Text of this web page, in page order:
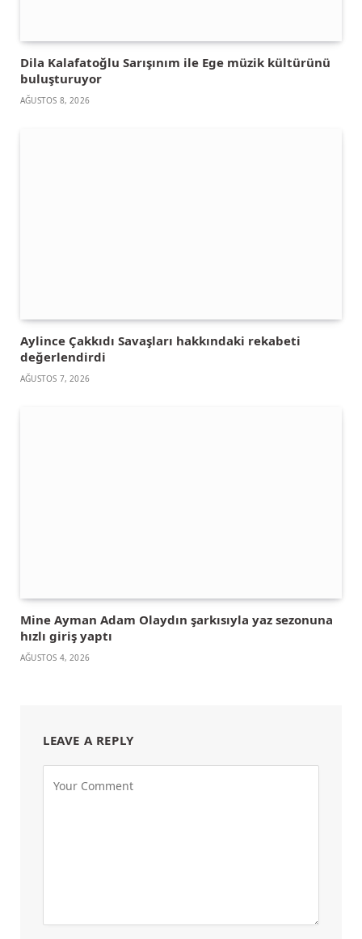
Dila Kalafatoğlu Sarışınım ile Ege müzik kültürünü
buluşturuyor
AĞUSTOS 8, 2026
Aylince Çakkıdı Savaşları hakkındaki rekabeti
değerlendirdi
AĞUSTOS 7, 2026
Mine Ayman Adam Olaydın şarkısıyla yaz sezonuna
hızlı giriş yaptı
AĞUSTOS 4, 2026
LEAVE A REPLY